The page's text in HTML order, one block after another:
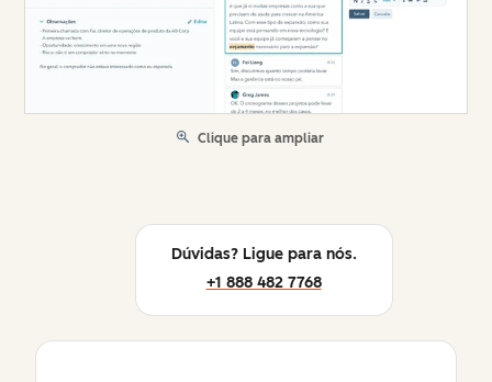
Clique para ampliar
Dúvidas? Ligue para nós.
+1 888 482 7768